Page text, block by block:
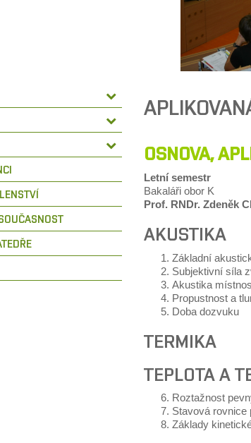
OSNOVA,
Letní semestr
Bakaláři obor K
Prof. RNDr. Zdeněk
AKUSTIKA
Základní
Subjektivní síla
Akustika
Propustnost a
Doba dozvuku
TERMIKA
TEPLOTA A
Roztažnost
Stavová rovnice
Základy